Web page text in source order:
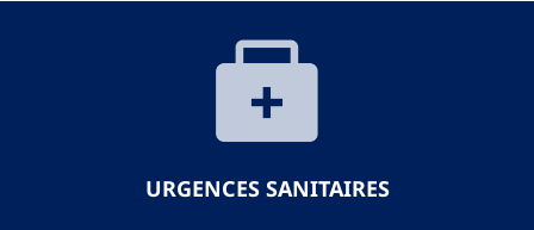
URGENCES SANITAIRES